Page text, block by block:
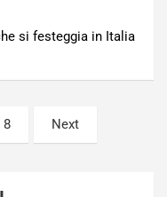
si festeggia in Italia
8 Next